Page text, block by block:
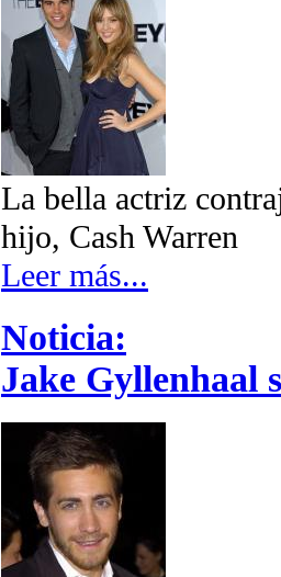
La bella actriz
hijo, Cash Warren
Leer más...
Noticia:
Jake Gyllenhaal